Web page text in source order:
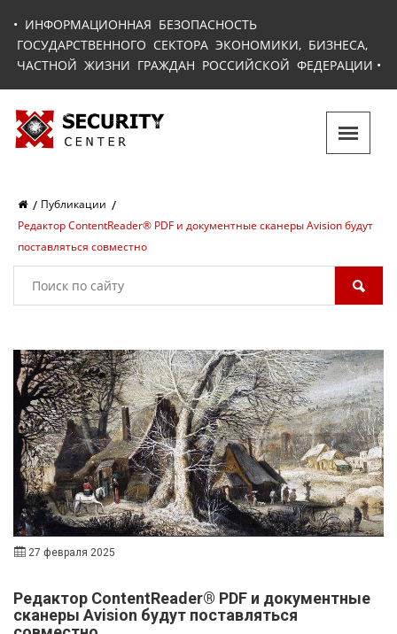
• ИНФОРМАЦИОННАЯ БЕЗОПАСНОСТЬ
ГОСУДАРСТВЕННОГО СЕКТОРА ЭКОНОМИКИ, БИЗНЕСА,
ЧАСТНОЙ ЖИЗНИ ГРАЖДАН РОССИЙСКОЙ ФЕДЕРАЦИИ •
Публикации
Редактор ContentReader® PDF и документные сканеры Avision будут
поставляться совместно
27 февраля 2025
Редактор ContentReader® PDF и документные
сканеры Avision будут поставляться